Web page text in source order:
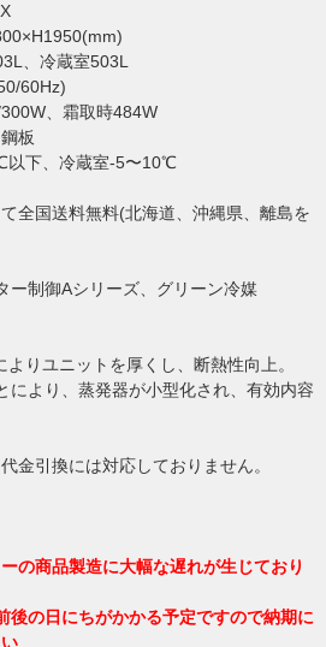
、冷蔵室503L
60Hz)
、霜取時484W
板
以下、冷蔵室-5〜10℃
国送料無料(北海道、沖縄県、離島を
制御Aシリーズ、グリーン冷媒
りユニットを厚くし、断熱性向上。
により、蒸発器が小型化され、有効内容
金引換には対応しておりません。
の商品製造に大幅な遅れが生じており
後の日にちがかかる予定ですので納期に